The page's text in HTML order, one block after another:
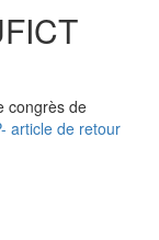
congrès de
article de retour